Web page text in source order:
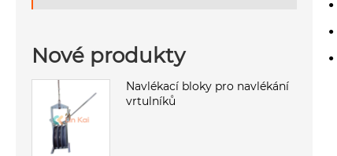
Nové produkty
Navlékací bloky pro navlékání
vrtulníků